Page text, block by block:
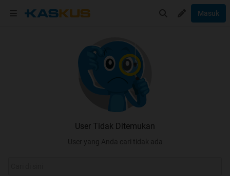
Masuk
User Tidak Ditemukan
User yang Anda cari tidak ada